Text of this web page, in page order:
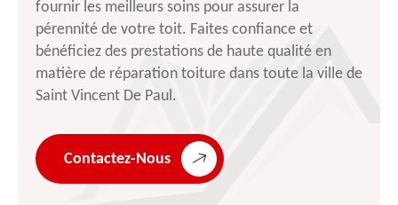
fournir les meilleurs soins pour assurer la
pérennité de votre toit. Faites confiance et
bénéficiez des prestations de haute qualité en
matière de réparation toiture dans toute la ville de
Saint Vincent De Paul.
Contactez-Nous